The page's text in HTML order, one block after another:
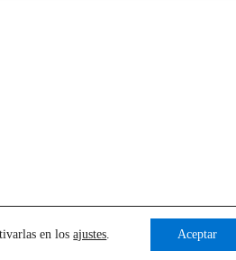
en losajustes. Aceptar